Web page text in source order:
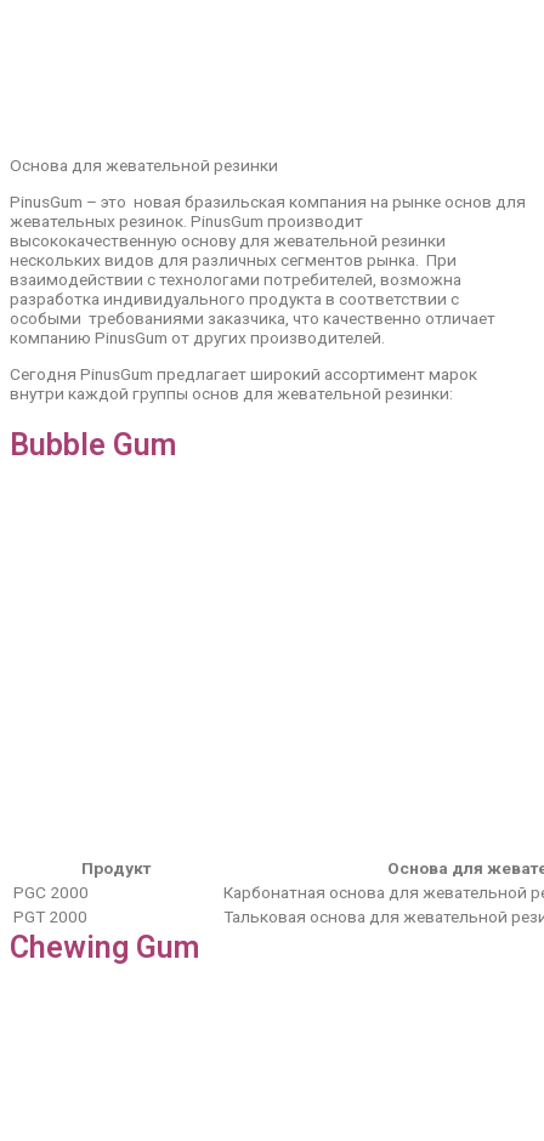
Основа для жевательной резинки
PinusGum – это новая бразильская компания на рынке основ для
жевательных резинок. PinusGum производит
высококачественную основу для жевательной резинки
нескольких видов для различных сегментов рынка. При
взаимодействии с технологами потребителей, возможна
разработка индивидуального продукта в соответствии с
особыми требованиями заказчика, что качественно отличает
компанию PinusGum от других производителей.
Сегодня PinusGum предлагает широкий ассортимент марок
внутри каждой группы основ для жевательной резинки:
Bubble Gum
Продукт
Основа для
PGC 2000
Карбонатная основа для жевательной
PGT 2000
Тальковая основа для жевательной
Chewing Gum